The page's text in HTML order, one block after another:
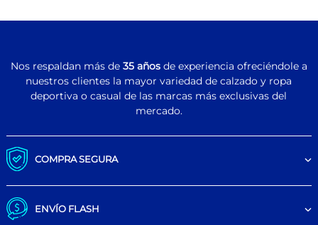
Nos respaldan más de 35 añosde experiencia ofreciéndole a
nuestros clientes la mayor variedad de calzado y ropa
deportiva o casual de las marcas más exclusivas del
mercado.
COMPRA SEGURA
ENVÍO FLASH